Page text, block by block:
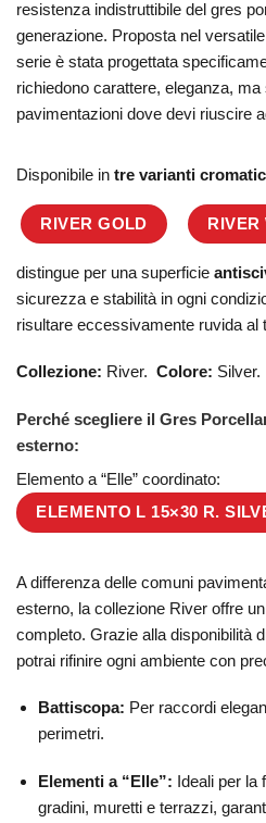
resistenza indistruttibile del gres
generazione. Proposta nel
serie è stata progettata
richiedono carattere, eleganza, ma
pavimentazioni dove devi riuscire
Disponibile in tre varianti
RIVER GOLD RIVER
distingue per una superficie
sicurezza e stabilità in ogni
risultare eccessivamente ruvida al
Collezione: River. Colore: Silver.
Perché scegliere il Gres
esterno:
Elemento a “Elle” coordinato:
ELEMENTO L 15×30 R.
A differenza delle comuni
esterno, la collezione River offre
completo. Grazie alla disponibilità
potrai rifinire ogni ambiente con
Battiscopa: Per raccordi
perimetri.
Elementi a “Elle”: Ideali per la
gradini, muretti e terrazzi,